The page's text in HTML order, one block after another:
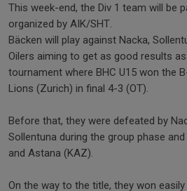
This week-end, the Div 1 team will be
organized by AIK/SHT.
Bäcken will play against Nacka,
Oilers aiming to get as good results
tournament where BHC U15 won the
Lions (Zurich) in final 4-3 (OT).
Before that, they were defeated by
Sollentuna during the group phase
and Astana (KAZ).
On the way to the title, they won